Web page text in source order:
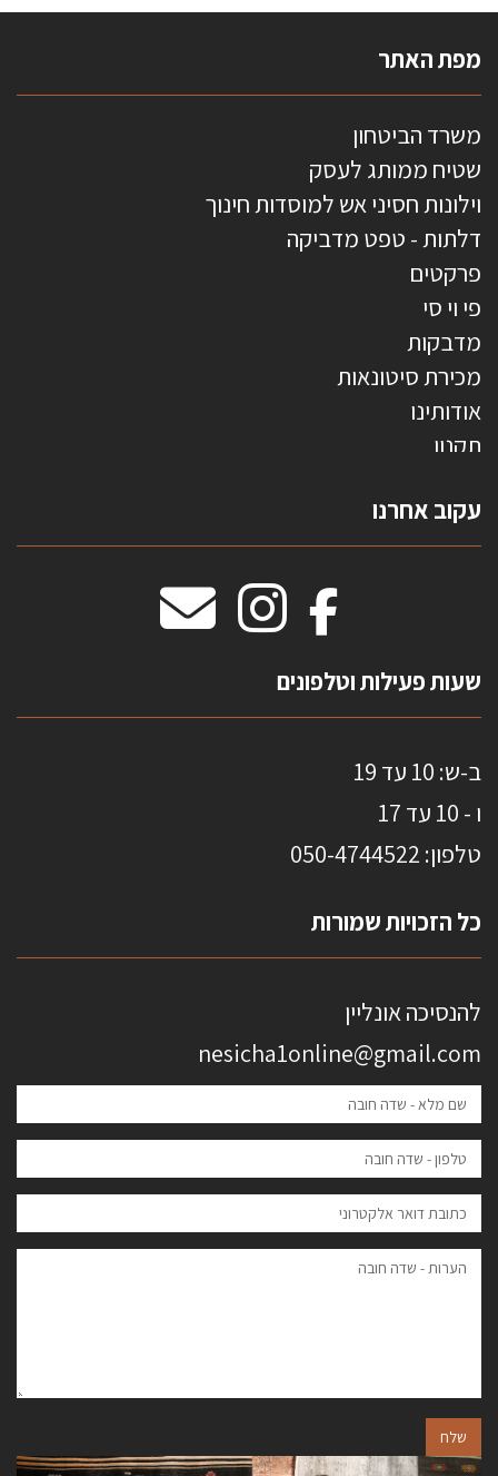
מפת האתר
משרד הביטחון
שטיח ממותג לעסק
וילונות חסיני אש למוסדות חינוך
דלתות - טפט מדביקה
פרקטים
פי וי סי
מדבקות
מכירת סיטונאות
אודותינו
תקנון
טפטים משולשים
וילונות חסיני אש
מדבקות אנטי סאן
עקוב אחרנו
שעות פעילות וטלפונים
ב-ש: 10 עד 19
ו - 10 עד 17
טלפון: 0 50-4744522
כל הזכויות שמורות
להנסיכה אונליין
nesicha1online@gmail.com
שלח